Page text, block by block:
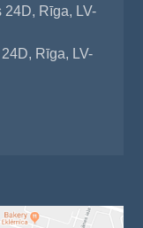
Rīga, LV-
Rīga, LV-